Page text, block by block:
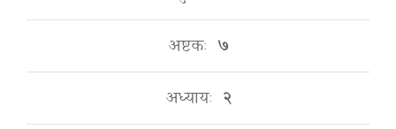
अष्टकः ७
अध्यायः २